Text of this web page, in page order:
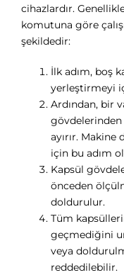
cihazlardır.
komutuna göre
şekildedir:
İlk adım, boş
yerleştirmeyi
Ardından, bir
ayırır.
için bu adım
Kapsül
önceden
doldurulur.
Tüm
geçmediğini
veya
reddedilebilir.